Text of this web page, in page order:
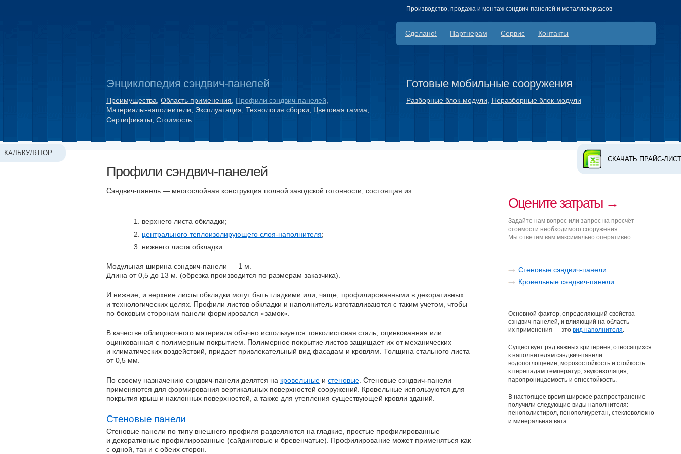
Производство, продажа и монтаж сэндвич-панелей и металлокаркасов
Сделано! Партнерам Сервис Контакты
Энциклопедия сэндвич-панелей
Преимущества Область применения Профили сэндвич-панелей
Материалы-наполнители
Эксплуатация Технология сборки Цветовая гамма
Сертификаты Стоимость
Готовые мобильные сооружения
Разборные блок-модули Неразборные блок-модули
Профили сэндвич-панелей
Сэндвич-панель — многослойная конструкция полной заводской готовности, состоящая из:
верхнего листа обкладки;
центрального теплоизолирующего слоя-наполнителя;
нижнего листа обкладки.
Модульная ширина сэндвич-панели — 1 м.
Длина от 0,5 до 13 м. (обрезка производится по размерам заказчика).
И нижние, и верхние листы обкладки могут быть гладкими или, чаще, профилированными в декоративных
и технологических целях. Профили листов обкладки и наполнитель изготавливаются с таким учетом, чтобы
по боковым сторонам панели формировался «замок».
В качестве облицовочного материала обычно используется тонколистовая сталь, оцинкованная или
оцинкованная с полимерным покрытием. Полимерное покрытие листов защищает их от механических
и климатических воздействий, придает привлекательный вид фасадам и кровлям. Толщина стального листа —
от 0,5 мм.
По своему назначению сэндвич-панели делятся на кровельные и стеновые . Стеновые сэндвич-панели
применяются для формирования вертикальных поверхностей сооружений. Кровельные используются для
покрытия крыш и наклонных поверхностей, а также для утепления существующей кровли зданий.
Стеновые панели
Стеновые панели по типу внешнего профиля разделяются на гладкие, простые профилированные
и декоративные профилированные (сайдинговые и бревенчатые). Профилирование может применяться как
с одной, так и с обеих сторон.
Оцените затраты →
Задайте нам вопрос или запрос на просчёт
стоимости необходимого сооружения.
Мы ответим вам максимально оперативно
Стеновые сэндвич-панели
Кровельные сэндвич-панели
Основной фактор, определяющий свойства
сэндвич-панелей, и влияющий на область
их применения — этовид наполнителя.
Существует ряд важных критериев, относящихся
к наполнителям сэндвич-панели:
водопоглощение, морозостойкость и стойкость
к перепадам температур, звукоизоляция,
паропроницаемость и огнестойкость.
В настоящее время широкое распространение
получили следующие виды наполнителя:
пенополистирол, пенополиуретан, стекловолокно
и минеральная вата.
КАЛЬКУЛЯТОР
СКАЧАТЬ ПРАЙС-ЛИСТ